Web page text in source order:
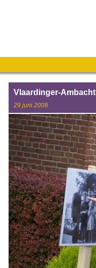
Vlaardinger-
29 juni 2008